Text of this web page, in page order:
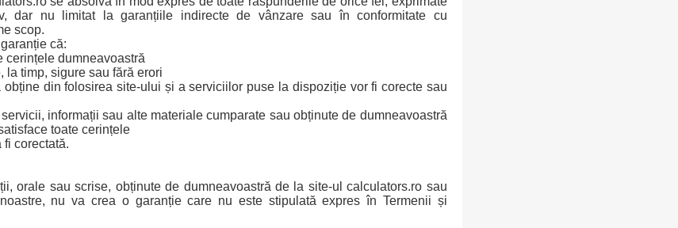
dar nu limitat la garanțiile indirecte de vânzare sau în conformitate cu
scop.
că:
cerințele dumneavoastră
la timp, sigure sau fără erori
din folosirea site-ului și a serviciilor puse la dispoziție vor fi corecte sau
informații sau alte materiale cumparate sau obținute de dumneavoastră
toate cerințele
fi corectată.
orale sau scrise, obținute de dumneavoastră de la site-ul calculators.ro sau
nu va crea o garanție care nu este stipulată expres în Termenii și